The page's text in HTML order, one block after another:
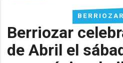
Berriozar
de Abril el